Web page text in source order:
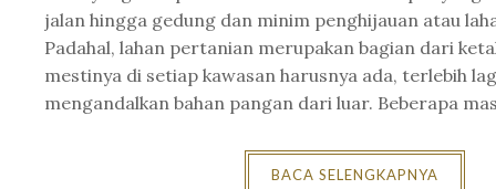
jalan hingga gedung dan minim penghijauan atau
Padahal, lahan pertanian merupakan bagian dari
mestinya di setiap kawasan harusnya ada, terlebih
mengandalkan bahan pangan dari luar. Beberapa
BACA SELENGKAPNYA